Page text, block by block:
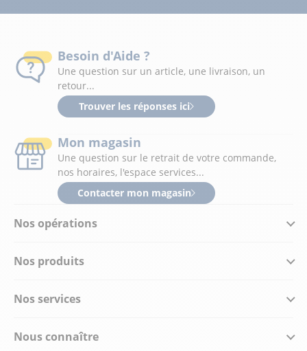
Nos opérations
Nos produits
Nos services
Nous connaître
Besoin d'Aide ?
Une question sur un article, une livraison, un
retour...
Trouver les réponses ici
Mon magasin
Une question sur le retrait de votre commande,
nos horaires, l'espace services...
Contacter mon magasin